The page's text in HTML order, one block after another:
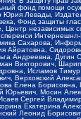
фонд помощи
Левады,
Фонд защиты
Центр
Сахарова,
Андреевна, Дугин
Викторович,
Исламов
Верховский
Елена
Мосин
Сергей
Екатерина
Леонид